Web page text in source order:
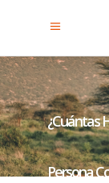
¿Cuántas
Persona